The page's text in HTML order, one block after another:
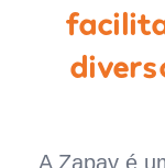
A Zapay é